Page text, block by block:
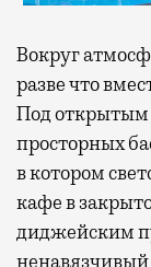
Вокруг
разве что
Под
просторных
в котором
кафе в
диджейским